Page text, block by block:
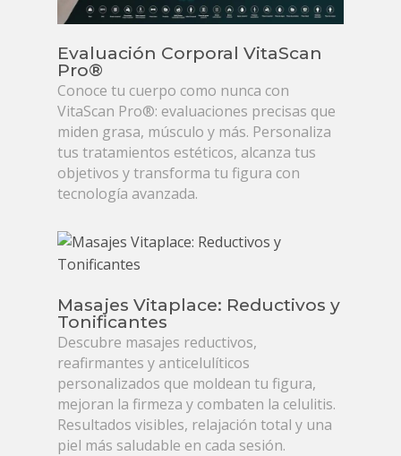
Evaluación Corporal VitaScan
Pro®
Conoce tu cuerpo como nunca con
VitaScan Pro®: evaluaciones precisas que
miden grasa, músculo y más. Personaliza
tus tratamientos estéticos, alcanza tus
objetivos y transforma tu figura con
tecnología avanzada.
Masajes Vitaplace: Reductivos y
Tonificantes
Descubre masajes reductivos,
reafirmantes y anticelulíticos
personalizados que moldean tu figura,
mejoran la firmeza y combaten la celulitis.
Resultados visibles, relajación total y una
piel más saludable en cada sesión.